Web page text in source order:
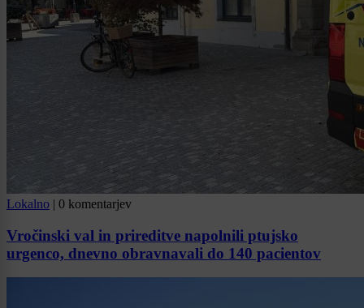
Lokalno | 0 komentarjev
Vročinski val in prireditve napolnili ptujsko
urgenco, dnevno obravnavali do 140 pacientov